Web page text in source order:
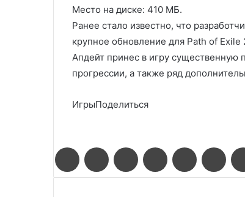
Место на диске: 410 МБ.
Ранее стало известно, что
крупное обновление для Path of
Апдейт принес в игру существенную
прогрессии, а также ряд
ИгрыПоделиться
FacebookTwitter LinkedIn Pinterest Reddit